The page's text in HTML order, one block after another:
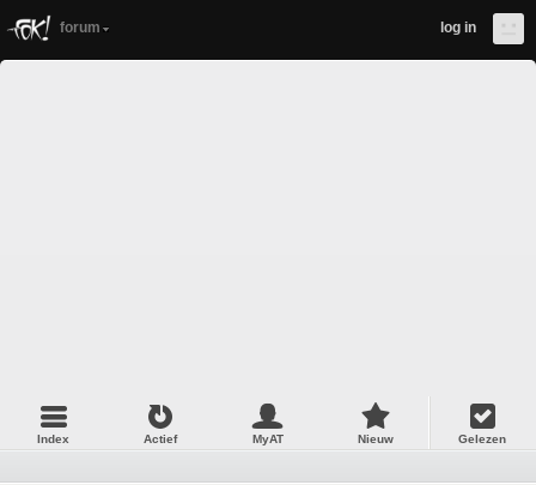
forum log in
Index Actief MyAT Nieuw Gelezen